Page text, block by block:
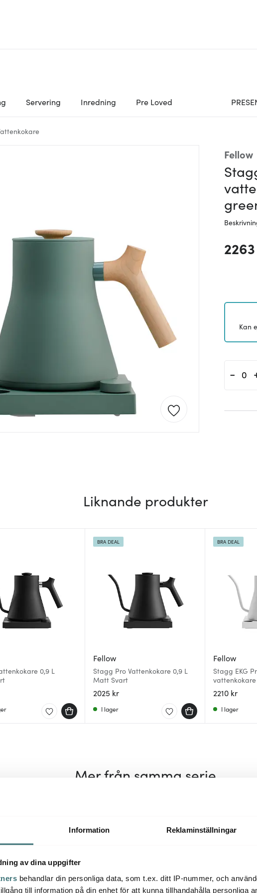
Information Reklaminställningar
av dina uppgifter
behandlar din personliga data, som t.ex. ditt IP-nummer, och
till information på din enhet för att kunna tillhandahålla personliga
Servering Inredning Pre Loved
Fellow
Kan
-
Liknande produkter
0,9 L
Fellow
Stagg Pro Vattenkokare 0,9 L
Matt Svart
2025 kr
BRA DEAL
I lager
Fellow
Stagg EKG
2210 kr
BRA DEAL
I lager
Mer från samma serie